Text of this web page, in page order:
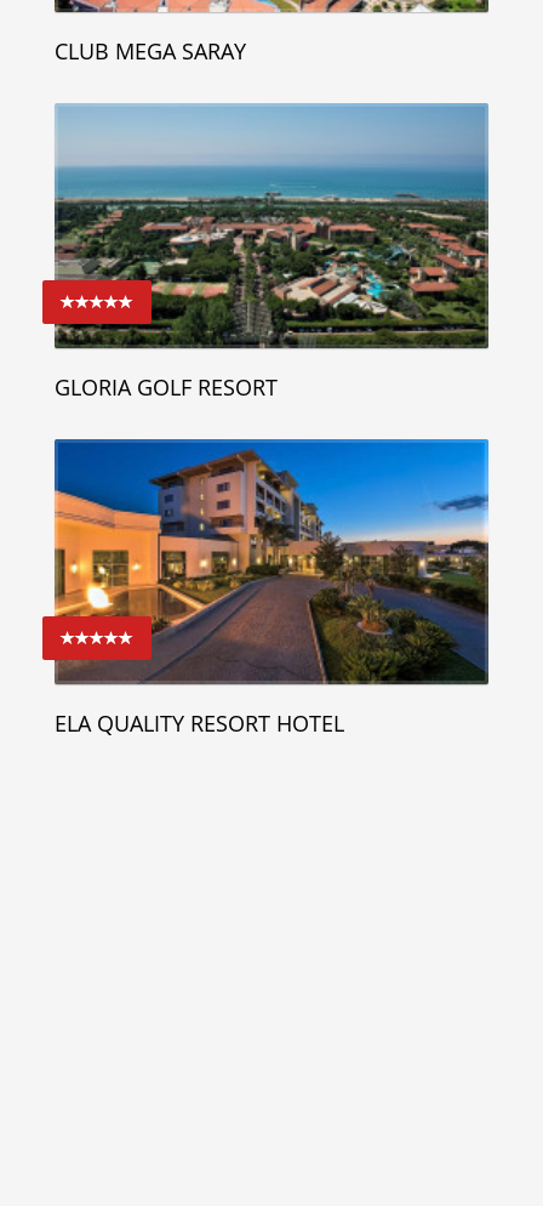
CLUB MEGA SARAY
GLORIA GOLF RESORT
ELA QUALITY RESORT HOTEL